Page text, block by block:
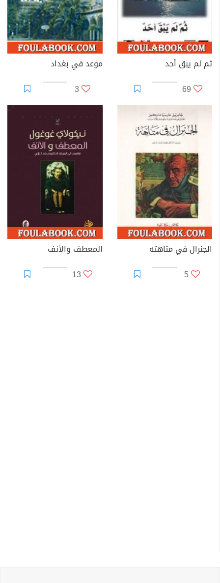
ثم لم يبق أحد
69
موعد في بغداد
3
الجنرال في متاهته
5
المعطف والأنف
13